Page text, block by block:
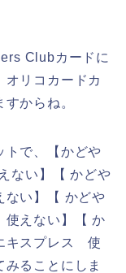
Clubカードに
オリコカードカ
からね。
トで、【かどや
い】【 かどや
い】【 かどや
えない】【 か
キスプレス 使
ることにしま